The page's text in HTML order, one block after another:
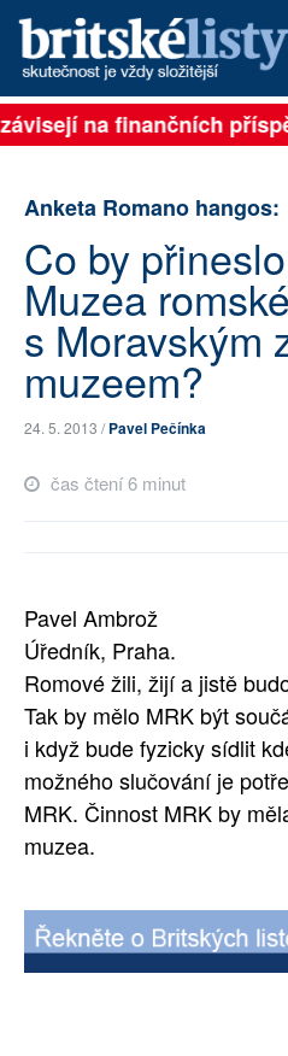
PŘIHLÁSIT
ROZHOVORY
TÉMATA
NEJČTENĚJŠÍ ZA 7 DNÍ
RUBRIKY
PLNÁ VERZE STRÁNEK
na finančních
Anketa Romano hangos:
Co by
Muzea
s Moravským
muzeem?
24. 5. 2013 /Pavel Pečínka
čas čtení 6 minut
Pavel Ambrož
Úředník, Praha.
Romové žili, žijí a jistě
Tak by mělo MRK být
i když bude fyzicky sídlit
možného slučování je
MRK. Činnost MRK by
muzea.